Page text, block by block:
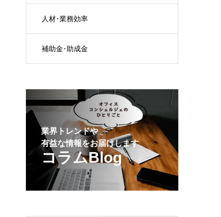
人材･業務効率
補助金･助成金
業界トレンドや
有益な情報をお届けします
コラムBlog